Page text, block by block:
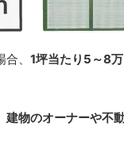
、 1坪当たり5～8
建物のオーナーや不